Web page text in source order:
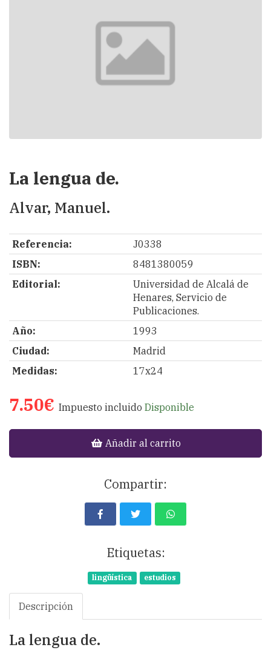
La lengua de.
Alvar, Manuel.
Referencia:
J0338
ISBN:
8481380059
Editorial:
Universidad de Alcalá de
Henares, Servicio de
Publicaciones.
Año:
1993
Ciudad:
Madrid
Medidas:
17x24
7.50€ Impuesto incluido Disponible
Añadir al carrito
Compartir:
Etiquetas:
lingüística estudios
Descripción
La lengua de.